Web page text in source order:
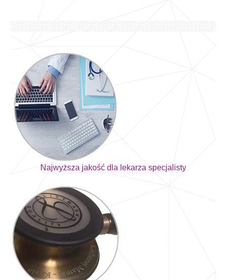
Najwyższa jakość dla lekarza specjalisty